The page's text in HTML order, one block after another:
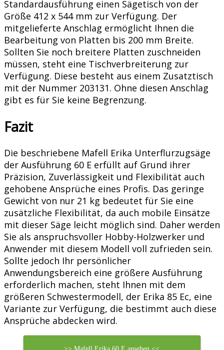
Standardausführung einen Sägetisch von der
Größe 412 x 544 mm zur Verfügung. Der
mitgelieferte Anschlag ermöglicht Ihnen die
Bearbeitung von Platten bis 200 mm Breite.
Sollten Sie noch breitere Platten zuschneiden
müssen, steht eine Tischverbreiterung zur
Verfügung. Diese besteht aus einem Zusatztisch
mit der Nummer 203131. Ohne diesen Anschlag
gibt es für Sie keine Begrenzung.
Fazit
Die beschriebene Mafell Erika Unterflurzugsäge
der Ausführung 60 E erfüllt auf Grund ihrer
Präzision, Zuverlässigkeit und Flexibilität auch
gehobene Ansprüche eines Profis. Das geringe
Gewicht von nur 21 kg bedeutet für Sie eine
zusätzliche Flexibilität, da auch mobile Einsätze
mit dieser Säge leicht möglich sind. Daher werden
Sie als anspruchsvoller Hobby-Holzwerker und
Anwender mit diesem Modell voll zufrieden sein.
Sollte jedoch Ihr persönlicher
Anwendungsbereich eine größere Ausführung
erforderlich machen, steht Ihnen mit dem
größeren Schwestermodell, der Erika 85 Ec, eine
Variante zur Verfügung, die bestimmt auch diese
Ansprüche abdecken wird.